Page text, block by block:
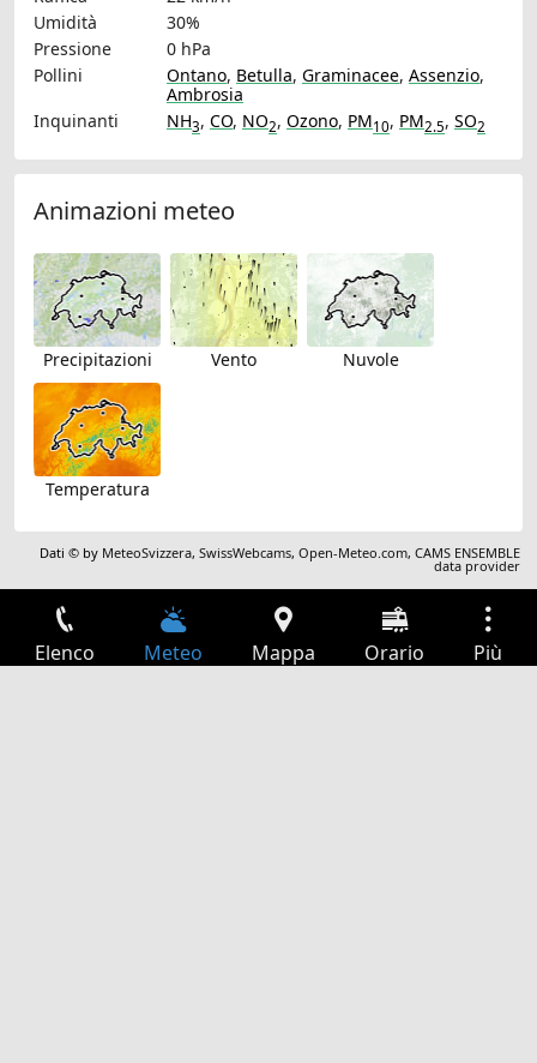
Umidità
30%
Pressione
0 hPa
Pollini
Ontano, Betulla, Graminacee, Assenzio,
Ambrosia
Inquinanti
NH3, CO, NO2, Ozono, PM10, PM2.5, SO2
Animazioni meteo
Precipitazioni Vento Nuvole
Temperatura
Dati © by MeteoSvizzera,SwissWebcams,Open-Meteo.com,CAMS ENSEMBLE
data provider
Elenco Meteo Mappa Orario Più